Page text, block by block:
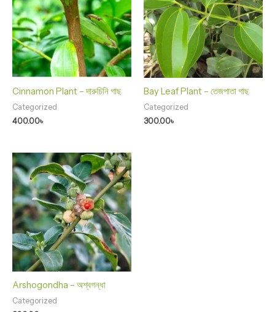
Cinnamon Plant – দারুচিনি গাছ
Categorized
400.00৳
Bay Leaf Plant – তেজপাতা গাছ
Categorized
300.00৳
Arshogondha – অশ্বগন্ধা
Categorized